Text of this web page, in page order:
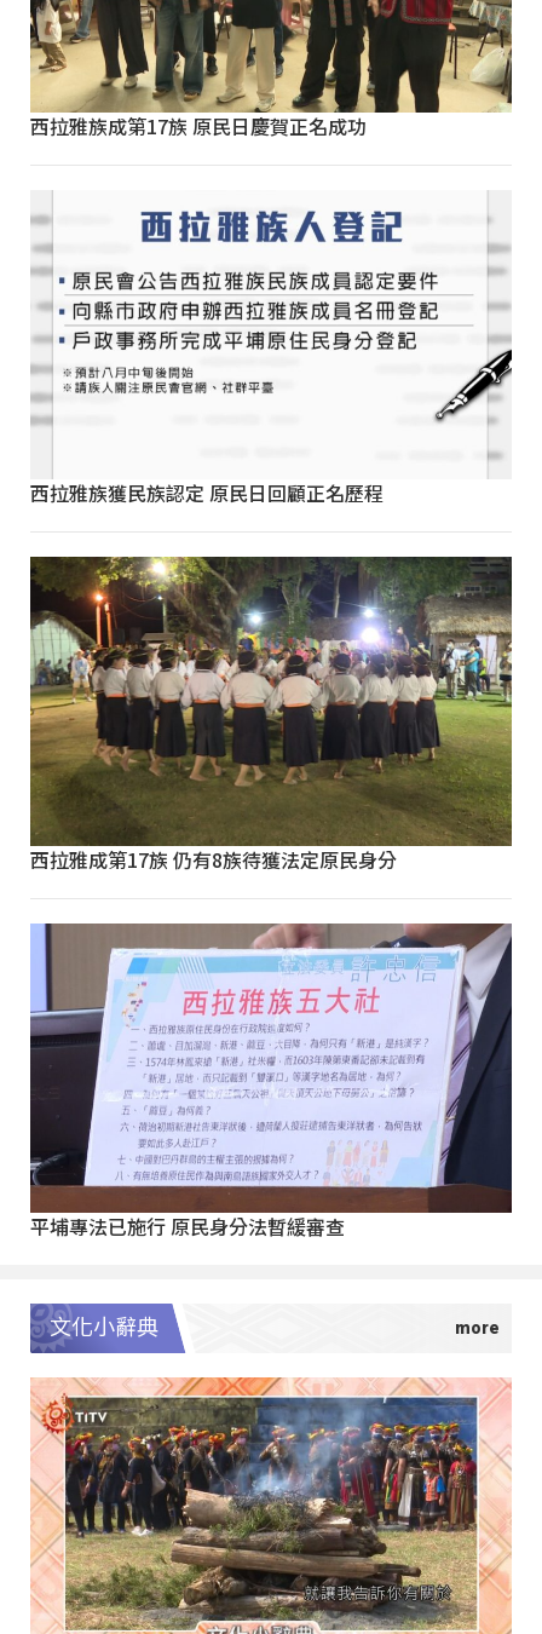
西拉雅族成第17族 原民日慶賀正名成功
西拉雅族獲民族認定 原民日回顧正名歷程
西拉雅成第17族 仍有8族待獲法定原民身分
平埔專法已施行 原民身分法暫緩審查
文化小辭典